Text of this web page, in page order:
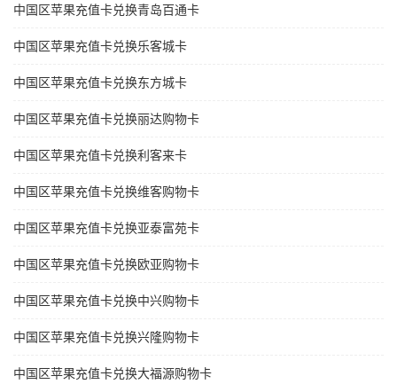
中国区苹果充值卡兑换青岛百通卡
中国区苹果充值卡兑换乐客城卡
中国区苹果充值卡兑换东方城卡
中国区苹果充值卡兑换丽达购物卡
中国区苹果充值卡兑换利客来卡
中国区苹果充值卡兑换维客购物卡
中国区苹果充值卡兑换亚泰富苑卡
中国区苹果充值卡兑换欧亚购物卡
中国区苹果充值卡兑换中兴购物卡
中国区苹果充值卡兑换兴隆购物卡
中国区苹果充值卡兑换大福源购物卡